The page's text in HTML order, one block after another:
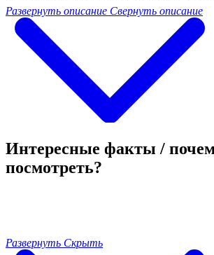
Развернуть описание Свернуть описание
Интересные факты /
посмотреть?
Развернуть Скрыть